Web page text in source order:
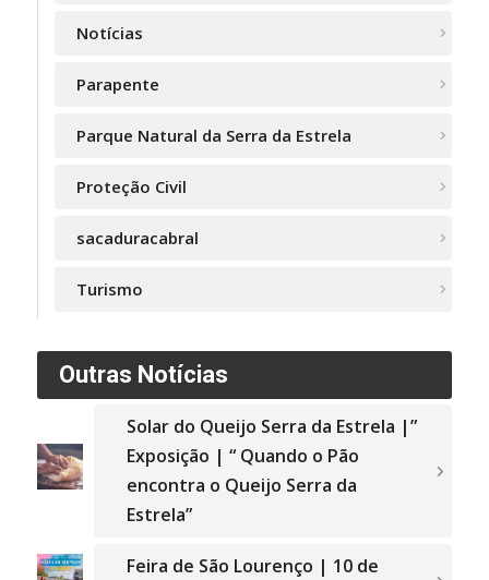
Notícias
Parapente
Parque Natural da Serra da Estrela
Proteção Civil
sacaduracabral
Turismo
Outras Notícias
Solar do Queijo Serra da Estrela |”
Exposição | “ Quando o Pão
encontra o Queijo Serra da
Estrela”
Feira de São Lourenço | 10 de